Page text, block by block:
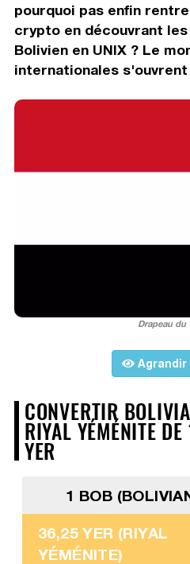
pourquoi pas enfin
crypto en découvrant
Bolivien en UNIX ? Le
internationales s'ouvrent
Drapeau du
Agrandir
CONVERTIR
RIYAL YÉMÉNITE
YER
1 BOB
36,25 YER (RIYAL
YÉMÉNITE)